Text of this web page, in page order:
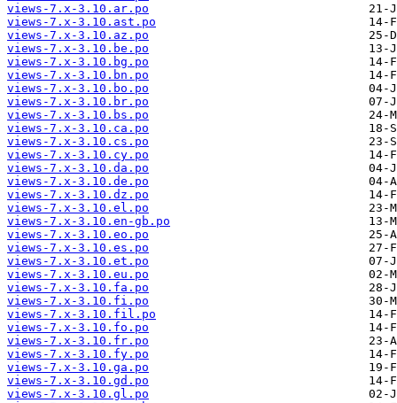
views-7.x-3.10.ar.po
views-7.x-3.10.ast.po
views-7.x-3.10.az.po
views-7.x-3.10.be.po
views-7.x-3.10.bg.po
views-7.x-3.10.bn.po
views-7.x-3.10.bo.po
views-7.x-3.10.br.po
views-7.x-3.10.bs.po
views-7.x-3.10.ca.po
views-7.x-3.10.cs.po
views-7.x-3.10.cy.po
views-7.x-3.10.da.po
views-7.x-3.10.de.po
views-7.x-3.10.dz.po
views-7.x-3.10.el.po
views-7.x-3.10.en-gb.po
views-7.x-3.10.eo.po
views-7.x-3.10.es.po
views-7.x-3.10.et.po
views-7.x-3.10.eu.po
views-7.x-3.10.fa.po
views-7.x-3.10.fi.po
views-7.x-3.10.fil.po
views-7.x-3.10.fo.po
views-7.x-3.10.fr.po
views-7.x-3.10.fy.po
views-7.x-3.10.ga.po
views-7.x-3.10.gd.po
views-7.x-3.10.gl.po